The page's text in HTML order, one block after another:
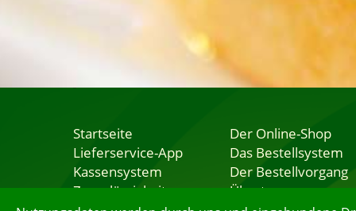
Startseite
Lieferservice-App
Kassensystem
Zuverlässigkeit
Der Online-Shop
Das Bestellsystem
Der Bestellvorgang
Übertragung